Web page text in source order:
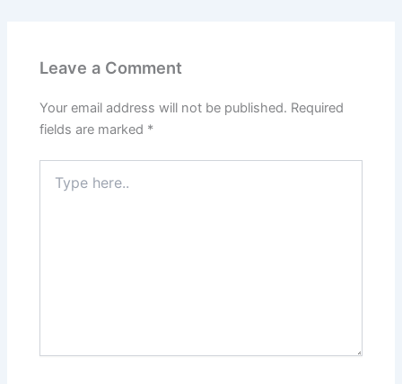
Leave a Comment
Your email address will not be published. Required
fields are marked *
here..